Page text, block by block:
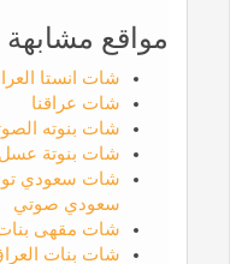
مواقع مشابهة
شات انستا
شات عراقنا
شات بنوته
شات بنوتة عسل
شات سعودي
سعودي صوتي
شات مقهى بنات
شات بنات